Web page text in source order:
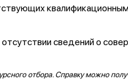
сведений о
отбора. Справку можно